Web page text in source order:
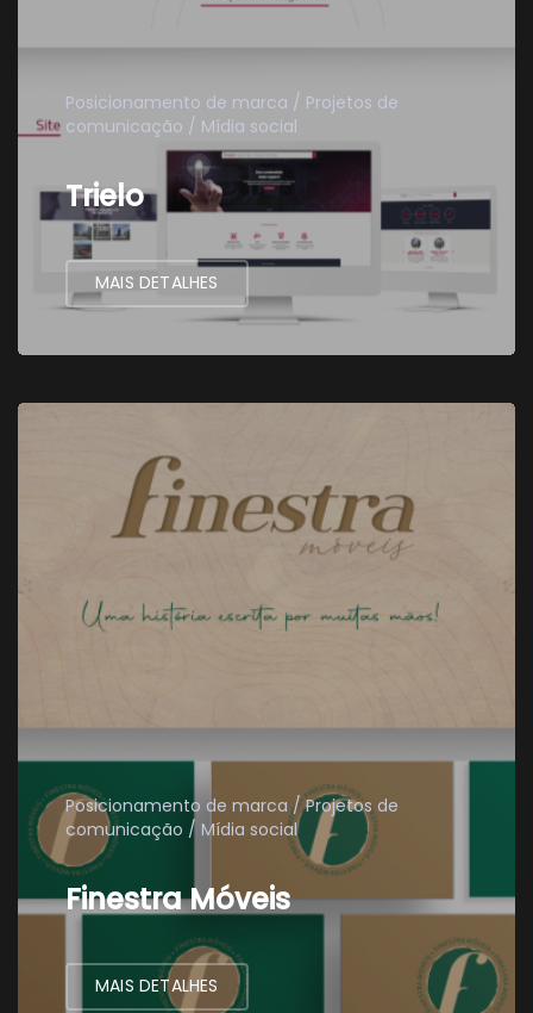
Posicionamento de marca
Projetos de
comunicação
Mídia social
Trielo
MAIS DETALHES
Posicionamento de marca
Projetos de
comunicação
Mídia social
Finestra Móveis
MAIS DETALHES